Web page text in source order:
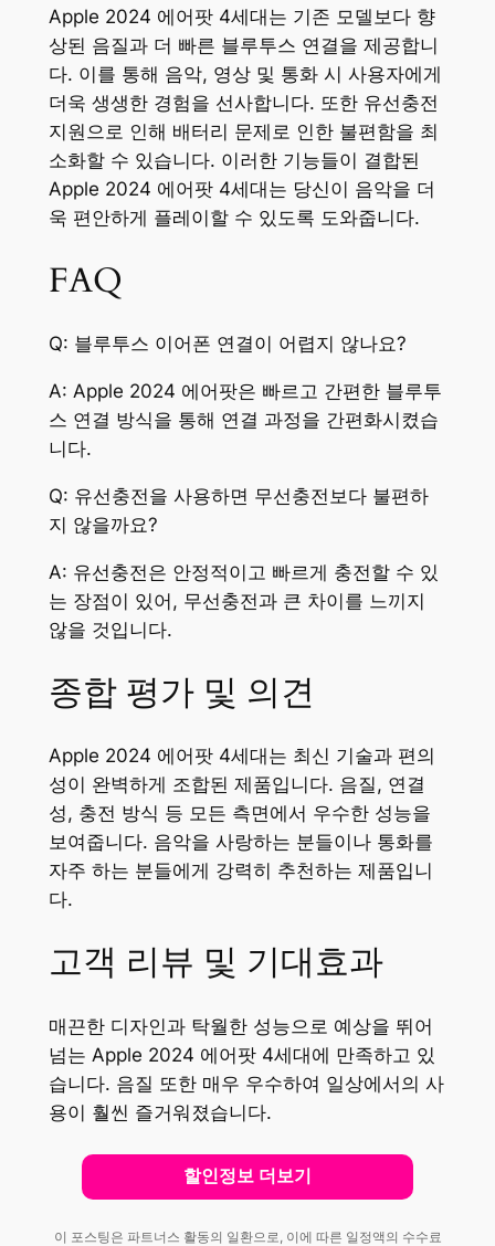
Apple 2024 에어팟 4세대는 기존 모델보다 향
상된 음질과 더 빠른 블루투스 연결을 제공합니
다. 이를 통해 음악, 영상 및 통화 시 사용자에게
더욱 생생한 경험을 선사합니다. 또한 유선충전
지원으로 인해 배터리 문제로 인한 불편함을 최
소화할 수 있습니다. 이러한 기능들이 결합된
Apple 2024 에어팟 4세대는 당신이 음악을 더
욱 편안하게 플레이할 수 있도록 도와줍니다.
FAQ
Q: 블루투스 이어폰 연결이 어렵지 않나요?
A: Apple 2024 에어팟은 빠르고 간편한 블루투
스 연결 방식을 통해 연결 과정을 간편화시켰습
니다.
Q: 유선충전을 사용하면 무선충전보다 불편하
지 않을까요?
A: 유선충전은 안정적이고 빠르게 충전할 수 있
는 장점이 있어, 무선충전과 큰 차이를 느끼지
않을 것입니다.
종합 평가 및 의견
Apple 2024 에어팟 4세대는 최신 기술과 편의
성이 완벽하게 조합된 제품입니다. 음질, 연결
성, 충전 방식 등 모든 측면에서 우수한 성능을
보여줍니다. 음악을 사랑하는 분들이나 통화를
자주 하는 분들에게 강력히 추천하는 제품입니
다.
고객 리뷰 및 기대효과
매끈한 디자인과 탁월한 성능으로 예상을 뛰어
넘는 Apple 2024 에어팟 4세대에 만족하고 있
습니다. 음질 또한 매우 우수하여 일상에서의 사
용이 훨씬 즐거워졌습니다.
할인정보 더보기
이 포스팅은 파트너스 활동의 일환으로, 이에 따른 일정액의 수수료